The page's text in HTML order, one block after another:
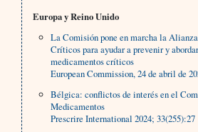
Europa y Reino Unido
La Comisión pone en marcha la
Críticos para ayudar a prevenir y
medicamentos críticos
European Commission, 24 de abril de
Bélgica: conflictos de interés en el
Medicamentos
Prescrire International 2024; 33(255):27